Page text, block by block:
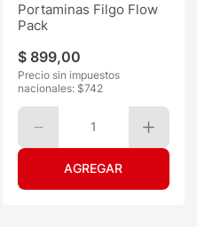
Portaminas Filgo Flow
Pack
$ 899,00
Precio sin impuestos
nacionales: $742
1